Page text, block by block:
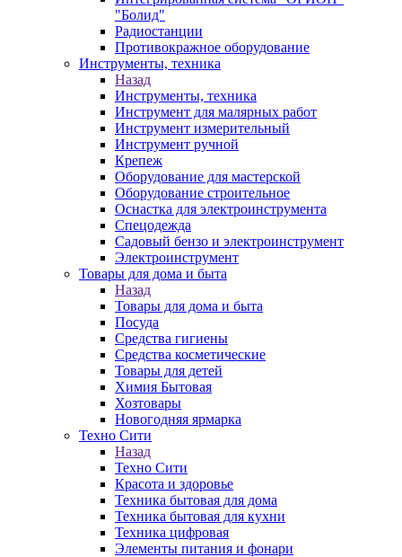
"Болид"
Радиостанции
Противокражное оборудование
Инструменты, техника
Назад
Инструменты, техника
Инструмент для малярных работ
Инструмент измерительный
Инструмент ручной
Крепеж
Оборудование для мастерской
Оборудование строительное
Оснастка для электроинструмента
Спецодежда
Садовый бензо и электроинструмент
Электроинструмент
Товары для дома и быта
Назад
Товары для дома и быта
Посуда
Средства гигиены
Средства косметические
Товары для детей
Химия Бытовая
Хозтовары
Новогодняя ярмарка
Техно Сити
Назад
Техно Сити
Красота и здоровье
Техника бытовая для дома
Техника бытовая для кухни
Техника цифровая
Элементы питания и фонари